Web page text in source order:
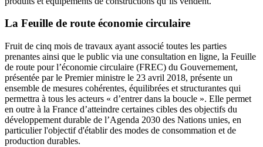
La Feuille de route économie circulaire
Fruit de cinq mois de travaux ayant associé toutes les parties
prenantes ainsi que le public via une consultation en ligne, la Feuille
de route pour l’économie circulaire (FREC) du Gouvernement,
présentée par le Premier ministre le 23 avril 2018, présente un
ensemble de mesures cohérentes, équilibrées et structurantes qui
permettra à tous les acteurs « d’entrer dans la boucle ». Elle permet
en outre à la France d’atteindre certaines cibles des objectifs du
développement durable de l’Agenda 2030 des Nations unies, en
particulier l'objectif d'établir des modes de consommation et de
production durables.